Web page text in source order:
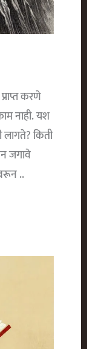
करणे
नाही. यश
किती
जगावे
..